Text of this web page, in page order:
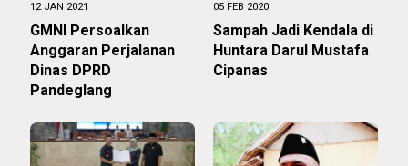
12 JAN 2021
GMNI Persoalkan
Anggaran Perjalanan
Dinas DPRD
Pandeglang
05 FEB 2020
Sampah Jadi Kendala di
Huntara Darul Mustafa
Cipanas